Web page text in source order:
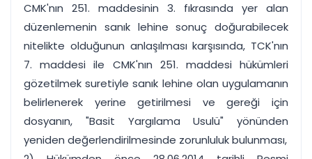
CMK'nın 251. maddesinin 3. fıkrasında yer alan
düzenlemenin sanık lehine sonuç doğurabilecek
nitelikte olduğunun anlaşılması karşısında, TCK'nın
7. maddesi ile CMK'nın 251. maddesi hükümleri
gözetilmek suretiyle sanık lehine olan uygulamanın
belirlenerek yerine getirilmesi ve gereği için
dosyanın, "Basit Yargılama Usulü" yönünden
yeniden değerlendirilmesinde zorunluluk bulunması,